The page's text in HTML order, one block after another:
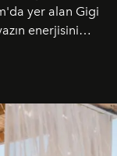
yer alan Gigi
enerjisini